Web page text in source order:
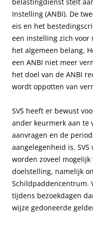
Instelling (ANBI). De
eis en het
een instelling zich voor
het algemeen belang.
een ANBI niet meer
het doel van de ANBI
wordt oppotten van
SVS heeft er bewust
ander keurmerk aan te
aanvragen en de
aangelegenheid is.
worden zoveel
doelstelling, namelijk
Schildpaddencentrum.
tijdens bezoekdagen
wijze gedoneerde